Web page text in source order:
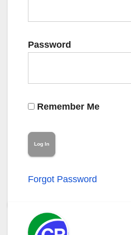
Password
Remember Me
Forgot Password